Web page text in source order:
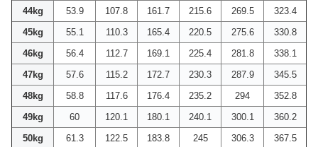
44kg
53.9 107.8 161.7 215.6 269.5
323.4
45kg
55.1 110.3 165.4 220.5 275.6
330.8
46kg
56.4 112.7 169.1 225.4 281.8
338.1
47kg
57.6 115.2 172.7 230.3 287.9
345.5
48kg
58.8 117.6 176.4 235.2 294
352.8
49kg
60 120.1 180.1 240.1 300.1
360.2
50kg
61.3 122.5 183.8 245 306.3
367.5